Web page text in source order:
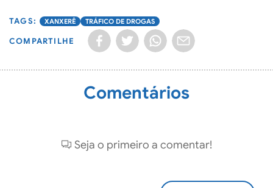
XANXERÊ TRÁFICO DE DROGAS
COMPARTILHE
Comentários
Seja o primeiro a comentar!